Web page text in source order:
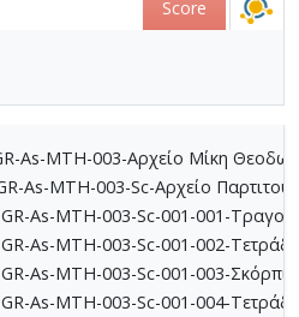
Score
As-MTH-003-Αρχείο Μίκη
As-MTH-003-Sc-Αρχείο
As-MTH-003-Sc-001-001-
As-MTH-003-Sc-001-002-
As-MTH-003-Sc-001-003-
As-MTH-003-Sc-001-004-